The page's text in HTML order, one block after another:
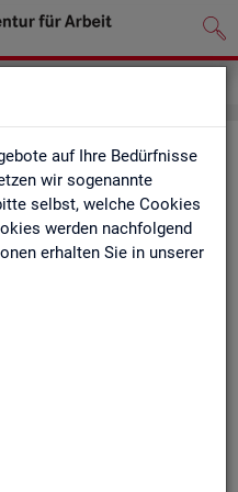
auf Ihre Bedürfnisse
wir sogenannte
selbst, welche Cookies
werden nachfolgend
erhalten Sie in unserer
uns in Kon­takt zu tre­ten!
zu­ge­schnit­te­ne Son­der­